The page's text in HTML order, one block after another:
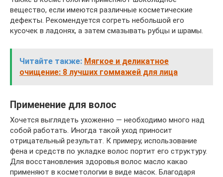
вещество, если имеются различные косметические
дефекты. Рекомендуется согреть небольшой его
кусочек в ладонях, а затем смазывать рубцы и шрамы.
Читайте также: Мягкое и деликатное
очищение: 8 лучших гоммажей для лица
Применение для волос
Хочется выглядеть ухоженно — необходимо много над
собой работать. Иногда такой уход приносит
отрицательный результат. К примеру, использование
фена и средств по укладке волос портит его структуру.
Для восстановления здоровья волос масло какао
применяют в косметологии в виде масок. Благодаря